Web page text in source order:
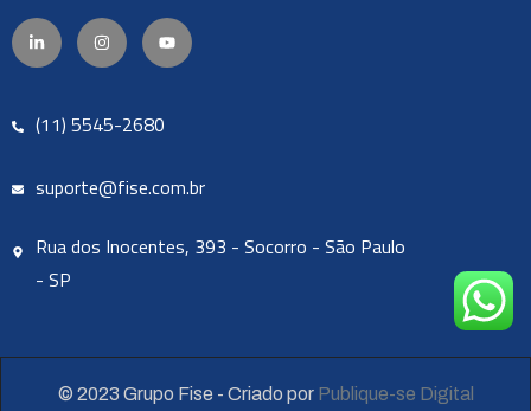
(11) 5545-2680
suporte@fise.com.br
Rua dos Inocentes, 393 - Socorro - São Paulo
- SP
© 2023 Grupo Fise - Criado por Publique-se Digital